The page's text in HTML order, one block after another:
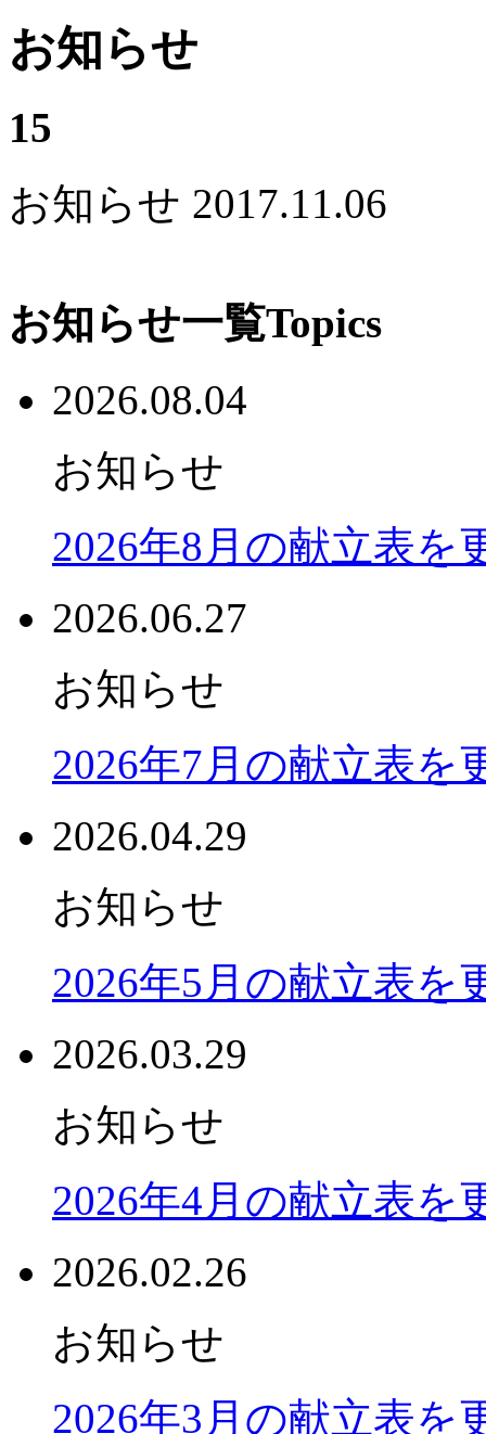
お知らせ
15
お知らせ 2017.11.06
お知らせ一覧Topics
2026.08.04
お知らせ
2026年8月の献立表を
2026.06.27
お知らせ
2026年7月の献立表を
2026.04.29
お知らせ
2026年5月の献立表を
2026.03.29
お知らせ
2026年4月の献立表を
2026.02.26
お知らせ
2026年3月の献立表を